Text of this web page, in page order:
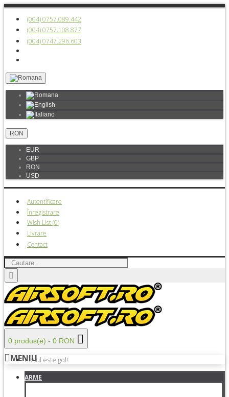
(004) 0757.089.442
(004) 0757.108.877
(004) 0747.296.603
RON
EUR
GBP
RON
USD
Autentificare
Înregistrare
Wish List (0)
Livrare
Contact
0 produs(e) - 0 RON
Coșul este gol!
MENIU
ARME